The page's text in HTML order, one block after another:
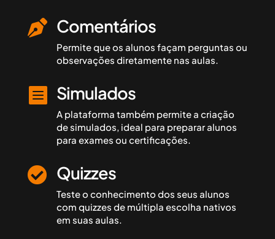
 Comentários
Permite que os alunos façam perguntas ou
observações diretamente nas aulas.
 Simulados
A plataforma também permite a criação
desimulados, ideal para preparar alunos
para exames ou certificações.
 Quizzes
Teste o conhecimento dos seus alunos
com quizzes de múltipla escolha nativos
em suas aulas.